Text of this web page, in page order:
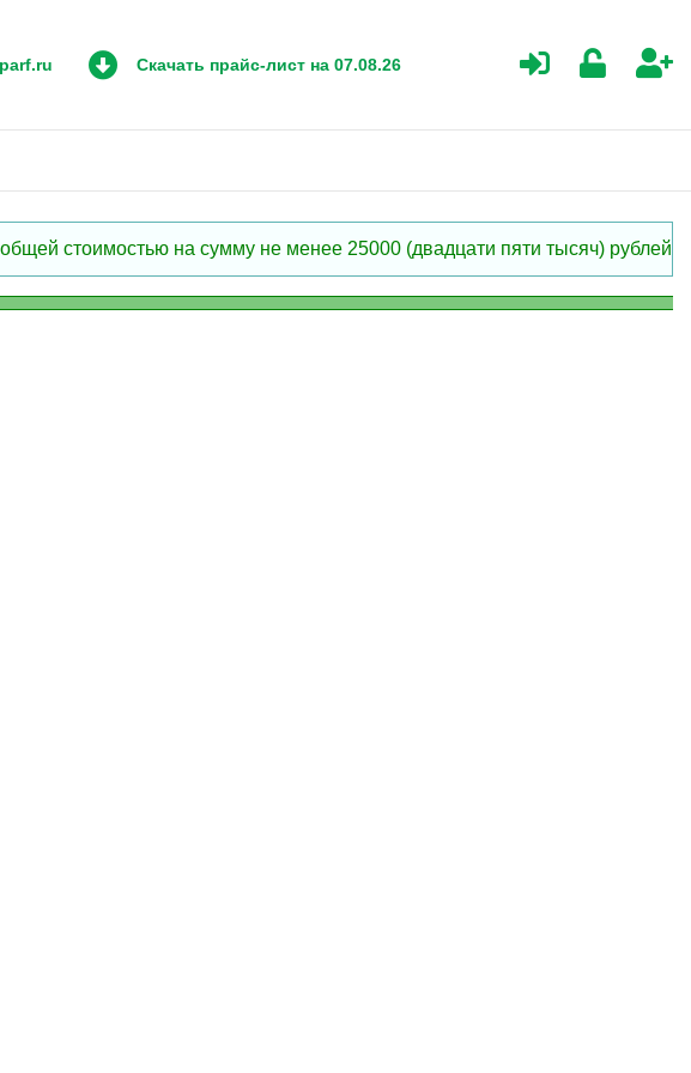
Скачать прайс-лист на 07.08.26
стоимостью на сумму не менее 25000 (двадцати пяти тысяч) рублей